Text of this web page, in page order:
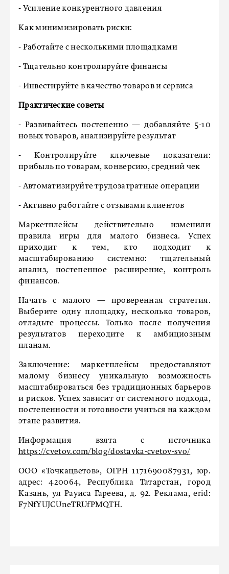
- Усиление конкурентного давления
Как минимизировать риски:
- Работайте с несколькими площадками
- Тщательно контролируйте финансы
- Инвестируйте в качество товаров и сервиса
Практические советы
- Развивайтесь постепенно — добавляйте 5-10
новых товаров, анализируйте результат
- Контролируйте ключевые показатели:
прибыль по товарам, конверсию, средний чек
- Автоматизируйте трудозатратные операции
- Активно работайте с отзывами клиентов
Маркетплейсы действительно изменили
правила игры для малого бизнеса. Успех
приходит к тем, кто подходит к
масштабированию системно: тщательный
анализ, постепенное расширение, контроль
финансов.
Начать с малого — проверенная стратегия.
Выберите одну площадку, несколько товаров,
отладьте процессы. Только после получения
результатов переходите к амбициозным
планам.
Заключение: маркетплейсы предоставляют
малому бизнесу уникальную возможность
масштабироваться без традиционных барьеров
и рисков. Успех зависит от системного подхода,
постепенности и готовности учиться на каждом
этапе развития.
Информация взята с источника
https://cvetov.com/blog/dostavka-cvetov-svo/
ООО «Точкацветов», ОГРН 1171690087931, юр.
адрес: 420064, Республика Татарстан, город
Казань, ул Рауиса Гареева, д. 92. Реклама, erid:
F7NfYUJCUneTRUfPMQTH.